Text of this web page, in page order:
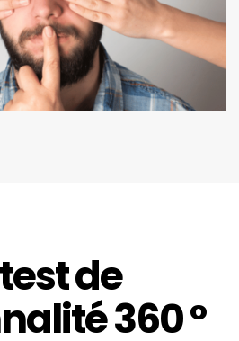
de
360 °